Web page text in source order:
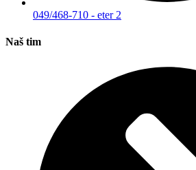
049/468-710 - eter 2
Naš tim